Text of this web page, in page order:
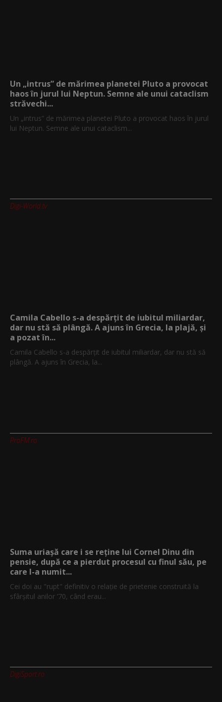
Un „intrus” de mărimea planetei Pluto a provocat
haos în jurul lui Neptun. Semne ale unui cataclism
străvechi...
Un „intrus” de mărimea planetei Pluto a provocat haos în jurul
lui Neptun. Semne ale unui cataclism...
Digi-World.tv
Camila Cabello s-a despărțit de iubitul miliardar,
dar nu stă să plângă. A ajuns în Grecia, la plajă, și
a pozat în...
Camila Cabello s-a despărțit de iubitul miliardar, dar nu stă să
plângă. A ajuns în Grecia, la...
ProFM.ro
Suma uriașă care i se reține lui Cornel Dinu din
pensie, după ce a pierdut procesul cu finul său, pe
care l-a numit...
Cei doi au "rupt" definitiv o relație de prietenie construită la
sfârșitul anilor ’70, când erau...
DigiSport.ro